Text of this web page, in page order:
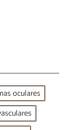
oculares